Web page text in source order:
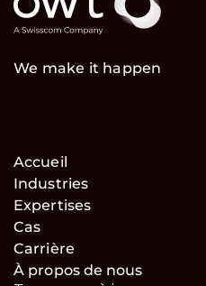
We make it happen
Accueil
Industries
Expertises
Cas
Carrière
À propos de nous